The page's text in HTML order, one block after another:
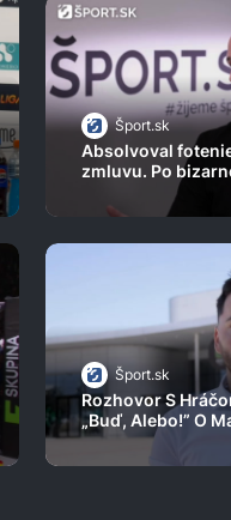
Šport.sk
Absolvoval
zmluvu. Po
Slovane veľké
Šport.sk
Rozhovor S
„Buď, Alebo!” O